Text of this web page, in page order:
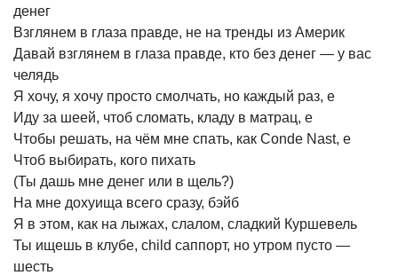
денег
Взглянем в глаза правде, не на тренды из Америк
Давай взглянем в глаза правде, кто без денег — у вас
челядь
Я хочу, я хочу просто смолчать, но каждый раз, е
Иду за шеей, чтоб сломать, кладу в матрац, е
Чтобы решать, на чём мне спать, как Conde Nast, е
Чтоб выбирать, кого пихать
(Ты дашь мне денег или в щель?)
На мне дохуища всего сразу, бэйб
Я в этом, как на лыжах, слалом, сладкий Куршевель
Ты ищешь в клубе, child саппорт, но утром пусто —
шесть